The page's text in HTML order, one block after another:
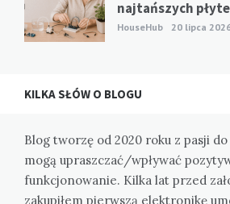
najtańszych
HouseHub 20 lipca
KILKA SŁÓW O BLOGU
Blog tworzę od 2020 roku z pasji
mogą upraszczać/wpływać
funkcjonowanie. Kilka lat przed
zakupiłem pierwszą elektronikę